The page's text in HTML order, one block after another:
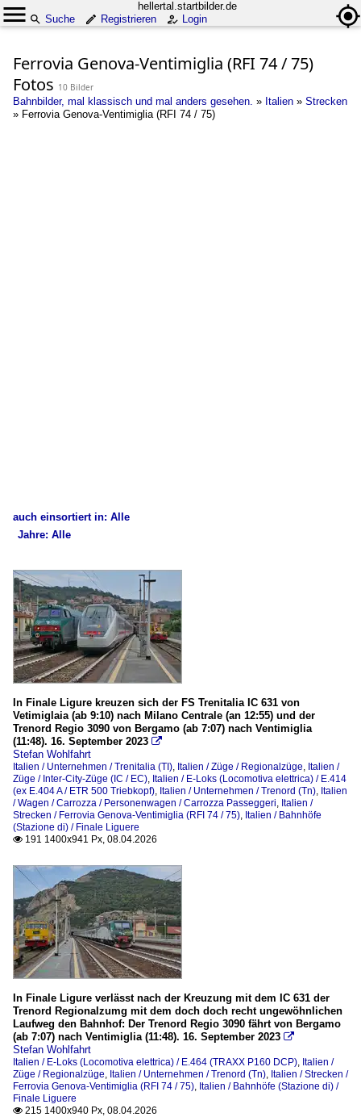
hellertal.startbilder.de
Suche
Registrieren Login
Ferrovia Genova-Ventimiglia (RFI 74 / 75)
Fotos 10 Bilder
Bahnbilder, mal klassisch und mal anders gesehen. » Italien » Strecken
» Ferrovia Genova-Ventimiglia (RFI 74 / 75)
auch einsortiert in: Alle
Italien
Bahnhöfe (Stazione di)
Finale Liguere
E.414 (ex E.404 A / ETR 500 Triebkopf)
E.464 (TRAXX P160 DCP)
Triebzüge
ETR 324 / ETR 425 / ETR 526 (Alstom Coradia Meridian -
Unternehmen
Trenitalia (TI)
Trenord (Tn)
Wagen / Carrozza
Personenwagen / Carrozza Passeggeri
Züge
Inter-City-Züge (IC / EC)
Regionalzüge
Jahre: Alle
Alle Jahre
2020
2022
2023
2024
In Finale Ligure kreuzen sich der FS Trenitalia IC 631 von
Vetimiglaia (ab 9:10) nach Milano Centrale (an 12:55) und der
Trenord Regio 3090 von Bergamo (ab 7:07) nach Ventimiglia
(11:48). 16. September 2023 
Stefan Wohlfahrt
Italien / Unternehmen / Trenitalia (TI), Italien / Züge / Regionalzüge, Italien /
Züge / Inter-City-Züge (IC / EC), Italien / E-Loks (Locomotiva elettrica) / E.414
(ex E.404 A / ETR 500 Triebkopf), Italien / Unternehmen / Trenord (Tn), Italien
/ Wagen / Carrozza / Personenwagen / Carrozza Passeggeri, Italien /
Strecken / Ferrovia Genova-Ventimiglia (RFI 74 / 75), Italien / Bahnhöfe
(Stazione di) / Finale Liguere
 191 1400x941 Px, 08.04.2026
In Finale Ligure verlässt nach der Kreuzung mit dem IC 631 der
Trenord Regionalzumg mit dem doch doch recht ungewöhnlichen
Laufweg den Bahnhof: Der Trenord Regio 3090 fährt von Bergamo
(ab 7:07) nach Ventimiglia (11:48). 16. September 2023 
Stefan Wohlfahrt
Italien / E-Loks (Locomotiva elettrica) / E.464 (TRAXX P160 DCP), Italien /
Züge / Regionalzüge, Italien / Unternehmen / Trenord (Tn), Italien / Strecken /
Ferrovia Genova-Ventimiglia (RFI 74 / 75), Italien / Bahnhöfe (Stazione di) /
Finale Liguere
 215 1400x940 Px, 08.04.2026